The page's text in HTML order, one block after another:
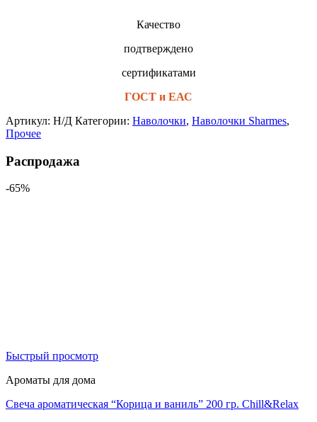
Качество
подтверждено
сертификатами
ГОСТ и ЕАС
Артикул: Н/Д Категории: Наволочки, Наволочки Sharmes,
Прочее
Распродажа
-65%
Быстрый просмотр
Ароматы для дома
Свеча ароматическая “Корица и ваниль” 200 гр. Chill&Relax